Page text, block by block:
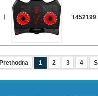
1452199
Prethodna 1 2 3 4